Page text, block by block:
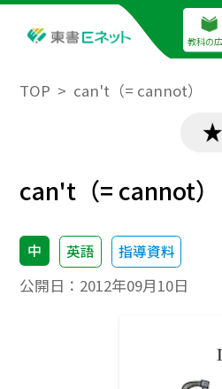
教科の
TOP can't（= cannot）
can't（= cannot）
中 英語 指導資料
公開日： 2012年09月10日